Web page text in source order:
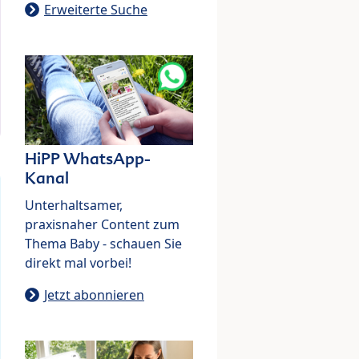
Erweiterte Suche
HiPP WhatsApp-
Kanal
Unterhaltsamer,
praxisnaher Content zum
Thema Baby - schauen Sie
direkt mal vorbei!
Jetzt abonnieren